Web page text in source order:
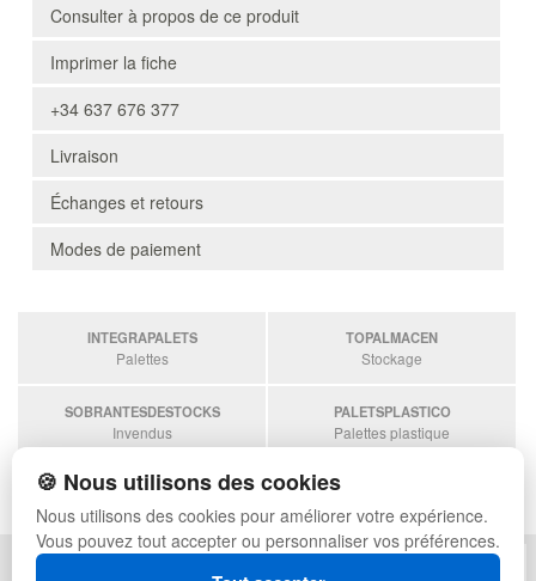
Consulter à propos de ce produit
Imprimer la fiche
+34 637 676 377
Livraison
Échanges et retours
Modes de paiement
INTEGRAPALETS
Palettes
TOPALMACEN
Stockage
SOBRANTESDESTOCKS
Invendus
PALETSPLASTICO
Palettes plastique
ESTANTERIASKIT
Estanterias
POLITIQUE DE CONFIDENTIALITÉ PLAN DU SITE
🍪 Nous utilisons des cookies
Nous utilisons des cookies pour améliorer votre expérience.
Vous pouvez tout accepter ou personnaliser vos préférences.